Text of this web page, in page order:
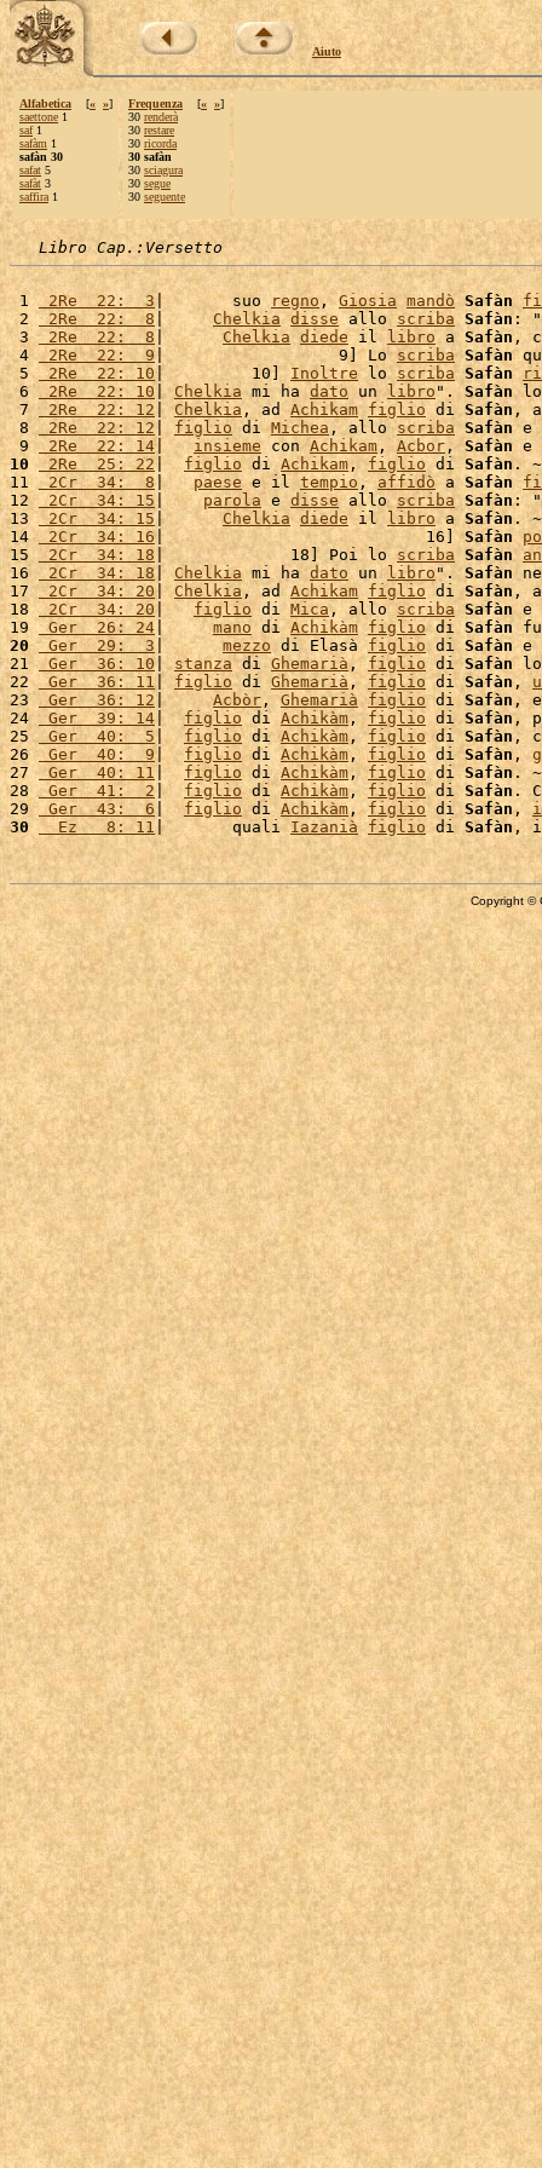
Aiuto
Alfabetica [« »]
saettone 1
saf1
safàm 1
safàn 30
safat 5
safàt 3
saffira 1
Frequenza [« »]
30 renderà
30 restare
30 ricorda
30 safàn
30 sciagura
30 segue
30 seguente
Libro Cap.:Versetto
1 2Re  22:  3 |       suo regno , Giosia mandò Safàn
2 2Re  22:  8 | Chelkia disse allo scriba Safàn:
3 2Re  22:  8 | Chelkia diede il libro a Safàn ,
4
2Re  22:  9|                  9] Lo scriba Safàn
5 2Re  22: 10 |         10] Inoltre lo scriba Safàn
6 2Re  22: 10 | Chelkia mi ha dato un libro ". Safàn
7
2Re  22: 12| Chelkia, ad Achikam figlio di Safàn,
8 2Re  22: 12 | figlio di Michea , allo scriba Safàn e
9 2Re  22: 14| insieme con Achikam , Acbor , Safàn e
10
2Re  25: 22 | figlio di Achikam , figlio di Safàn . ~
11 2Cr  34:  8 | paese e il tempio , affidò a Safàn
12
2Cr  34: 15 | parola e disse allo scriba Safàn:
13
2Cr  34: 15| Chelkia diede il libro a Safàn . ~
14 2Cr  34: 16 |                           16] Safàn
15 2Cr  34: 18 |             18] Poi lo scriba Safàn
16
2Cr  34: 18 | Chelkia mi ha dato un libro ". Safàn
17 2Cr  34: 20| Chelkia, ad Achikam figlio di Safàn ,
18
2Cr  34: 20 | figlio di Mica, allo scriba Safàn e
19 Ger  26: 24 | mano di Achikàm figlio di Safàn
20 Ger  29:  3 | mezzo di Elasà figlio di Safàn e
21
Ger  36: 10| stanza di Ghemarià, figlio di Safàn
22 Ger  36: 11 | figlio di Ghemarià , figlio di Safàn ,
23
Ger  36: 12 | Acbòr , Ghemarià figlio di Safàn ,
24
Ger  39: 14| figlio di Achikàm , figlio di Safàn ,
25 Ger  40:  5 | figlio di Achikàm, figlio di Safàn ,
26 Ger  40:  9 | figlio di Achikàm , figlio di Safàn ,
27 Ger  40: 11 | figlio di Achikàm, figlio di Safàn . ~
28 Ger  41:  2 | figlio di Achikàm, figlio di Safàn .
29
Ger  43:  6 | figlio di Achikàm , figlio di Safàn,
30
  Ez   8: 11
|       quali Iazanià figlio di Safàn ,
Copyright ©